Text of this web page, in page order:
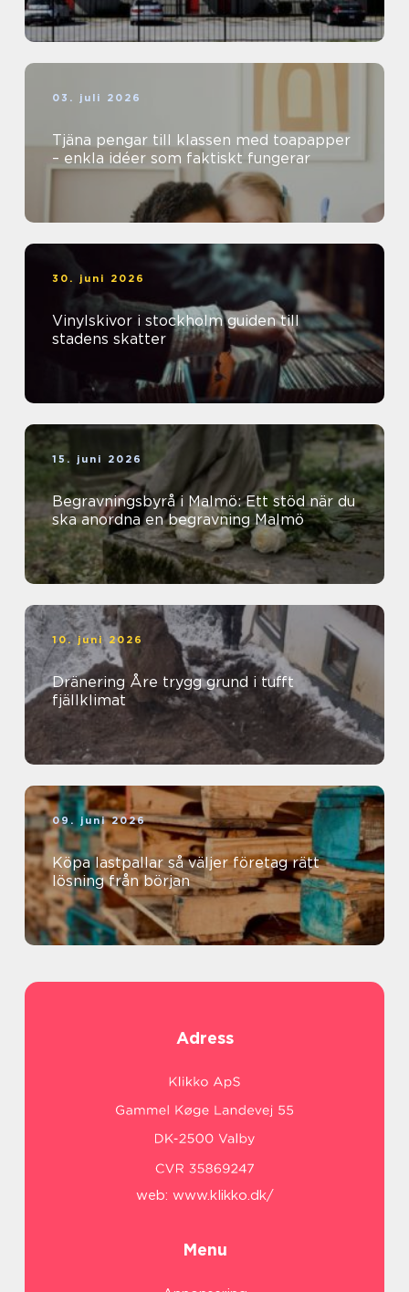
03. juli 2026
Tjäna pengar till klassen med toapapper
– enkla idéer som faktiskt fungerar
30. juni 2026
Vinylskivor i stockholm guiden till
stadens skatter
15. juni 2026
Begravningsbyrå i Malmö: Ett stöd när du
ska anordna en begravning Malmö
10. juni 2026
Dränering Åre trygg grund i tufft
fjällklimat
09. juni 2026
Köpa lastpallar så väljer företag rätt
lösning från början
Adress
web: www.klikko.dk/
Menu